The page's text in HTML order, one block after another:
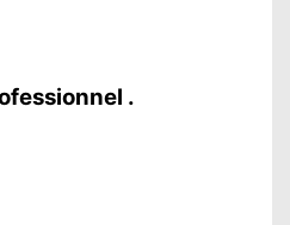
.